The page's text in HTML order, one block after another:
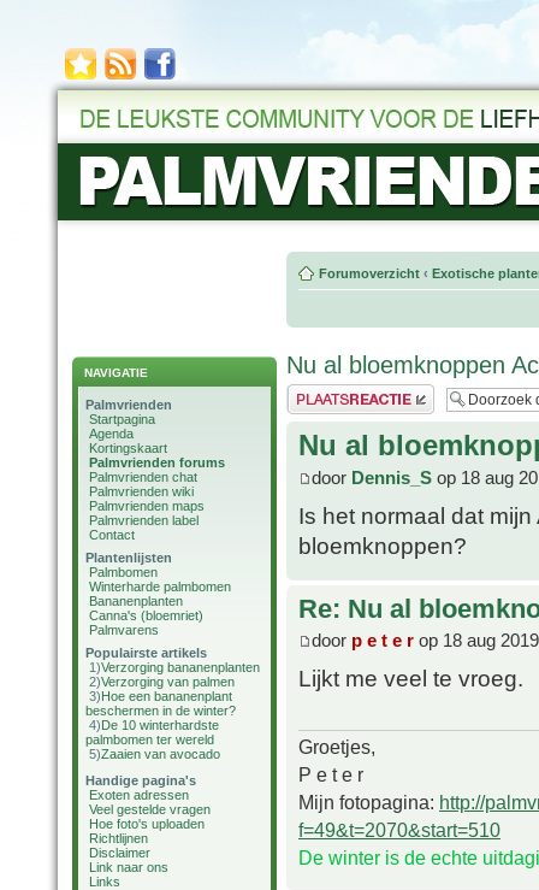
NAVIGATIE
Palmvrienden
Startpagina
Agenda
Kortingskaart
Palmvrienden forums
Palmvrienden chat
Palmvrienden wiki
Palmvrienden maps
Palmvrienden label
Contact
Plantenlijsten
Palmbomen
Winterharde palmbomen
Bananenplanten
Canna's (bloemriet)
Palmvarens
Populairste artikels
1)Verzorging bananenplanten
2)Verzorging van palmen
3)Hoe een bananenplant
beschermen in de winter?
4)De 10 winterhardste
palmbomen ter wereld
5)Zaaien van avocado
Handige pagina's
Exoten adressen
Veel gestelde vragen
Hoe foto's uploaden
Richtlijnen
Disclaimer
Link naar ons
Links
Forumoverzicht ‹ Exotische
Nu al bloemknoppen
Plaats een reactie
Nu al
door Dennis_S op 18 aug
Is het normaal dat
bloemknoppen?
Re: Nu al
door p e t e r op 18 aug
Lijkt me veel te vroeg.
Groetjes,
P e t e r
Mijn fotopagina: http://
f=49&t=2070&start=510
De winter is de echte